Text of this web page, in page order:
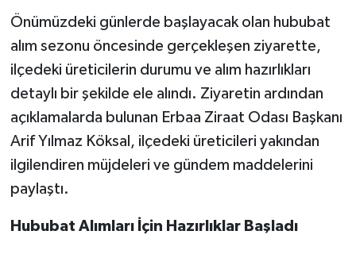
Önümüzdeki günlerde başlayacak olan hububat
alım sezonu öncesinde gerçekleşen ziyarette,
ilçedeki üreticilerin durumu ve alım hazırlıkları
detaylı bir şekilde ele alındı. Ziyaretin ardından
açıklamalarda bulunan Erbaa Ziraat Odası Başkanı
Arif Yılmaz Köksal, ilçedeki üreticileri yakından
ilgilendiren müjdeleri ve gündem maddelerini
paylaştı.
Hububat Alımları İçin Hazırlıklar Başladı